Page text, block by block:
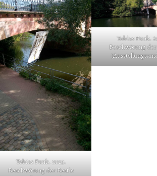
Tobias Funk. 2023.
Beschwörung der Bestie
Tobias Funk.
Beschwörung